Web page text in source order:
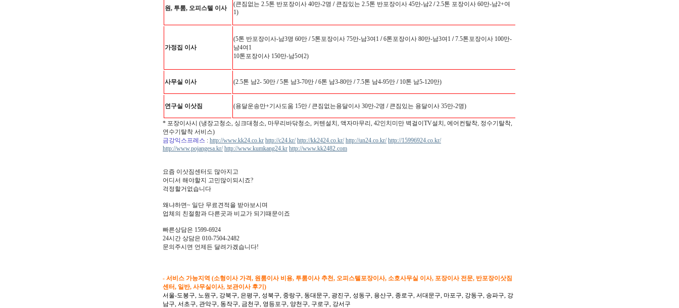
원, 투룸, 오피스텔 이사
(큰짐없는 2.5톤 반포장이사 40만-2명 /큰짐있는 2.5톤 반포장이사 45만-남2 /2.5톤 포장이사 60만-남2+여
1)
가정집 이사
(5톤 반포장이사-남3명 60만 /5톤포장이사 75만-남3여1 /6톤포장이사 80만-남3여1 /7.5톤포장이사 100만-
남4여1
10톤포장이사 150만-남5여2)
사무실 이사 (2.5톤 남2- 50만 /5톤 남3-70만 /6톤 남3-80만 /7.5톤 남4-95만 /10톤 남5-120만)
연구실 이삿짐 (용달운송만+기사도움 15만 /큰짐없는용달이사 30만-2명 /큰짐있는 용달이사 35만-2명)
* 포장이사시 (냉장고청소, 싱크대청소, 마무리바닦청소, 커텐설치, 액자마무리, 42인치미만 벽걸이TV설치, 에어컨탈착, 정수기탈착,
연수기탈착 서비스)
금강익스프레스 : http://www.kk24.co.kr http://c24.kr/ http://kk2424.co.kr/ http://un24.co.kr/ http://15996924.co.kr/
http://www.pojangesa.kr/ http://www.kumkang24.kr http://www.kk2482.com
요즘 이삿짐센터도 많아지고
어디서 해야할지 고민많이되시죠?
걱정할거없습니다
왜냐하면~ 일단 무료견적을 받아보시며
업체의 친절함과 다른곳과 비교가 되기때문이죠
빠른상담은 1599-6924
24시간 상담은 010-7504-2482
문의주시면 언제든 달려가겠습니다!
- 서비스 가능지역 (소형이사 가격, 원룸이사 비용, 투룸이사 추천, 오피스텔포장이사, 소호사무실 이사, 포장이사 전문, 반포장이삿짐
센터, 일반, 사무실이사, 보관이사 후기)
서울-도봉구, 노원구, 강북구, 은평구, 성북구, 중랑구, 동대문구, 광진구, 성동구, 용산구, 종로구, 서대문구, 마포구, 강동구, 송파구, 강
남구, 서초구, 관악구, 동작구, 금천구, 영등포구, 양천구, 구로구, 강서구